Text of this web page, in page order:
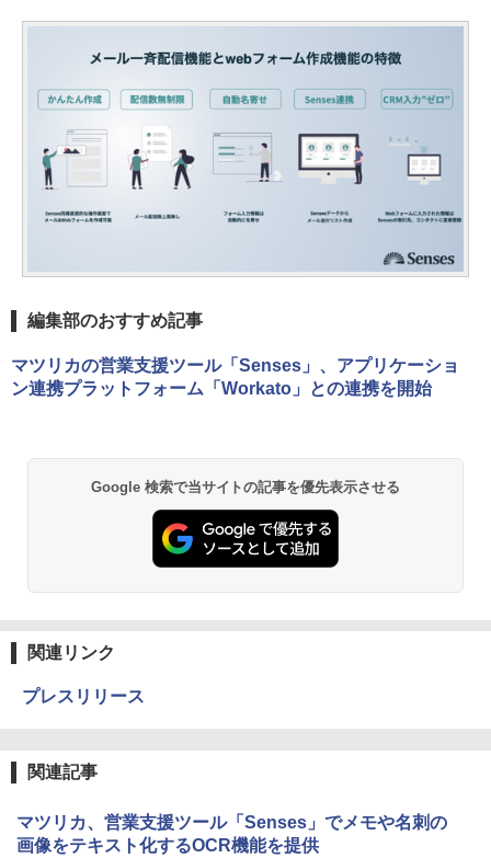
編集部のおすすめ記事
マツリカの営業支援ツール「Senses」、アプリケーショ
ン連携プラットフォーム「Workato」との連携を開始
Google 検索で当サイトの記事を優先表示させる
関連リンク
プレスリリース
関連記事
マツリカ、営業支援ツール「Senses」でメモや名刺の
画像をテキスト化するOCR機能を提供